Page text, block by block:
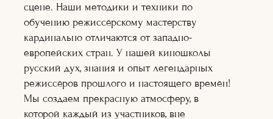
сцене. Наши методики и техники по
обучению режиссёрскому мастерству
кардинально отличаются от западно-
европейских стран. У нашей киношколы
русский дух, знания и опыт легендарных
режиссёров прошлого и настоящего времён!
Мы создаем прекрасную атмосферу, в
которой каждый из участников, вне